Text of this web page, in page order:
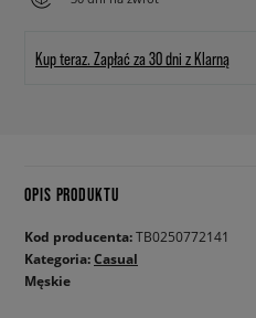
Kup teraz. Zapłać za 30 dni z Klarną
OPIS PRODUKTU
Kod producenta:TB0250772141
Kategoria:Casual
Męskie